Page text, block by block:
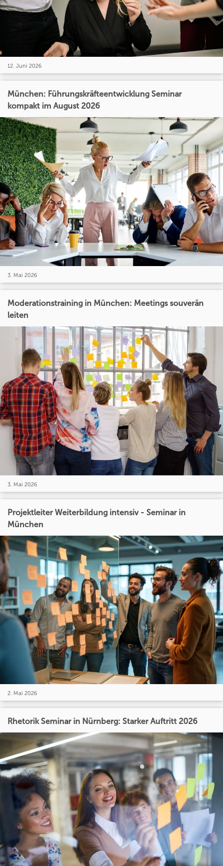
12. Juni 2026
München: Führungskräfteentwicklung Seminar
kompakt im August 2026
3. Mai 2026
Moderationstraining in München: Meetings souverän
leiten
3. Mai 2026
Projektleiter Weiterbildung intensiv - Seminar in
München
2. Mai 2026
Rhetorik Seminar in Nürnberg: Starker Auftritt 2026